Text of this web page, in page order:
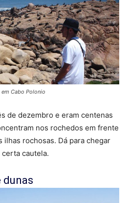
Cabo Polonio
de dezembro e eram centenas
nos rochedos em frente
ilhas rochosas. Dá para chegar
cautela.
dunas